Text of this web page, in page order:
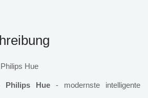
Philips Hue - modernste intelligente